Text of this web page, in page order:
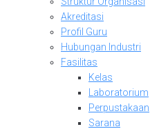
Akreditasi
Profil Guru
Hubungan Industri
Fasilitas
Kelas
Laboratorium
Perpustakaan
Sarana